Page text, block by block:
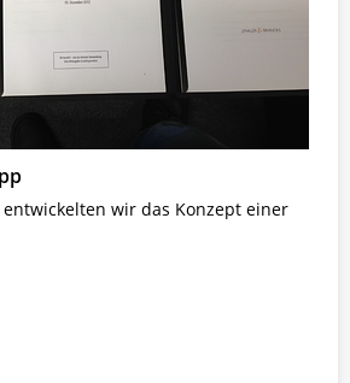
entwickelten wir das Konzept einer